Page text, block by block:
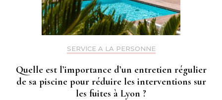
SERVICE A LA PERSONNE
Quelle est l’importance d’un entretien régulier
de sa piscine pour réduire les interventions sur
les fuites à Lyon ?